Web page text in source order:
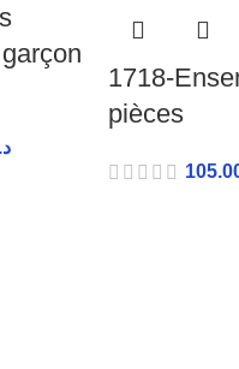
1718-
pièces